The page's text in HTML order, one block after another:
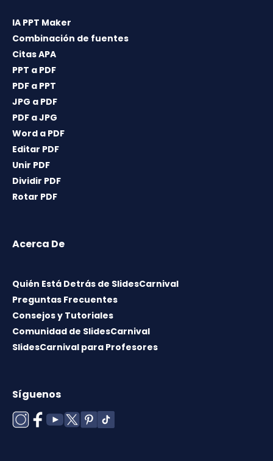
IA PPT Maker
Combinación de fuentes
Citas APA
PPT a PDF
PDF a PPT
JPG a PDF
PDF a JPG
Word a PDF
Editar PDF
Unir PDF
Dividir PDF
Rotar PDF
Acerca De
Quién Está Detrás de SlidesCarnival
Preguntas Frecuentes
Consejos y Tutoriales
Comunidad de SlidesCarnival
SlidesCarnival para Profesores
Síguenos